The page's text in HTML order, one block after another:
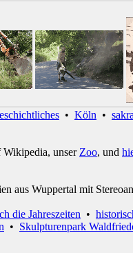
• Köln •
Wikipedia, unser Zoo, und
aus Wuppertal mit
die Jahreszeiten •
• Skulpturenpark